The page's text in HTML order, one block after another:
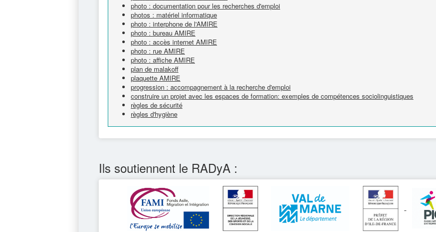
photo : documentation pour les recherches d'emploi
photos : matériel informatique
photo : interphone de l'AMIRE
photo : bureau AMIRE
photo : accès internet AMIRE
photo : rue AMIRE
photo : affiche AMIRE
plan de malakoff
plaquette AMIRE
progression : accompagnement à la recherche d'emploi
construire un projet avec les espaces de formation: exemples de compétences sociolinguistiques
règles de sécurité
règles d'hygiène
Ils soutiennent le RADyA :